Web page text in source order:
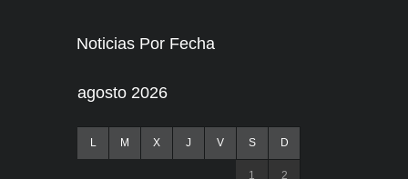
Noticias Por Fecha
agosto 2026
L M X J V S D
1 2